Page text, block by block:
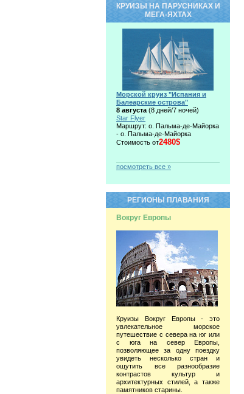
КРУИЗЫ НА ПАРУСНИКАХ И
МЕГА-ЯХТАХ
Морской круиз "Испания и
Балеарские острова"
8 августа (8 дней/7 ночей)
Star Flyer
Маршрут: о. Пальма-де-Майорка
- о. Пальма-де-Майорка
Стоимость от2480$
посмотреть все »
РЕГИОНЫ ПЛАВАНИЯ
Вокруг Европы
Круизы Вокруг Европы - это
увлекательное морское
путешествие с севера на юг или
с юга на север Европы,
позволяющее за одну поездку
увидеть несколько стран и
ощутить все разнообразие
контрастов культур и
архитектурных стилей, а также
памятников старины.